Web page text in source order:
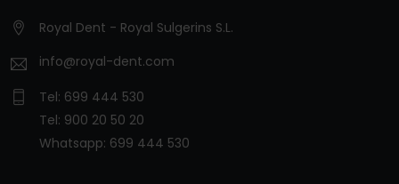
Royal Dent - Royal Sulgerins S.L.
info@royal-dent.com
Tel: 699 444 530
Tel: 900 20 50 20
Whatsapp: 699 444 530